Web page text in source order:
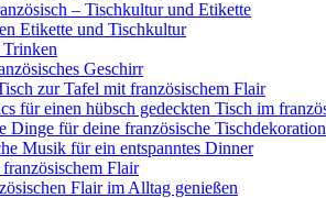
– Tischkultur und Etikette
Etikette und Tischkultur
Trinken
Geschirr
zur Tafel mit französischem Flair
für einen hübsch gedeckten Tisch im
Dinge für deine französische
Musik für ein entspanntes Dinner
Flair
Flair im Alltag genießen